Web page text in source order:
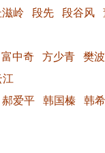
滋岭 段先 段谷风
富中奇 方少青 樊波
江
郝爱平 韩国榛 韩